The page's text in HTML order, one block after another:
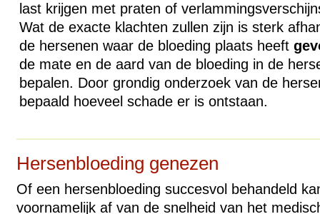
last krijgen met praten of
Wat de exacte klachten zullen zijn is sterk
de hersenen waar de bloeding plaats heeft
de mate en de aard van de bloeding in de
bepalen. Door grondig onderzoek van de
bepaald hoeveel schade er is ontstaan.
Hersenbloeding genezen
Of een hersenbloeding succesvol behandeld
voornamelijk af van de snelheid van het